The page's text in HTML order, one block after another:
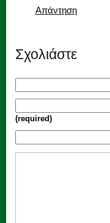
Απάντηση
Σχολιάστε
(required)